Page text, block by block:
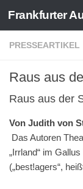
Zum Inhalt
Frankfurter
PRESSEARTIKEL
Raus aus
Raus aus der
Von Judith von
Das Autoren
„Irrland“ im
(„best!agers“,